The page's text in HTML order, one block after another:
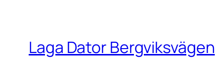
Laga Dator Bergviksvägen